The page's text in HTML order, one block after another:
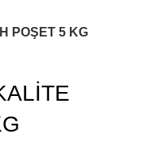
POŞET 5 KG